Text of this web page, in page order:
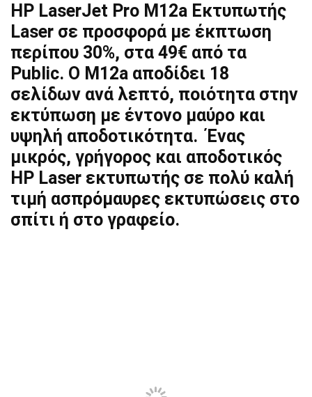
HP LaserJet Pro M12a Εκτυπωτής
Laser σε προσφορά με έκπτωση
περίπου 30%, στα 49€ από τα
Public. O M12a αποδίδει 18
σελίδων ανά λεπτό, ποιότητα στην
εκτύπωση με έντονο μαύρο και
υψηλή αποδοτικότητα. Ένας
μικρός, γρήγορος και αποδοτικός
HP Laser εκτυπωτής σε πολύ καλή
τιμή ασπρόμαυρες εκτυπώσεις στο
σπίτι ή στο γραφείο.